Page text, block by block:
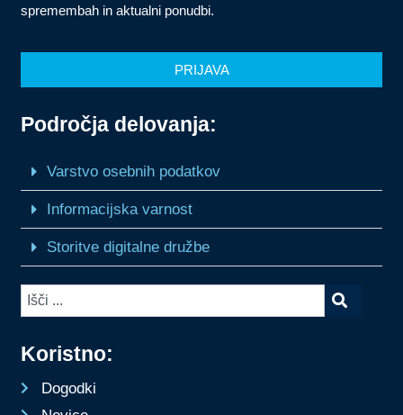
Koristno:
Dogodki
Področja delovanja:
Varstvo osebnih podatkov
Informacijska varnost
Storitve digitalne družbe
spremembah in aktualni ponudbi.
PRIJAVA